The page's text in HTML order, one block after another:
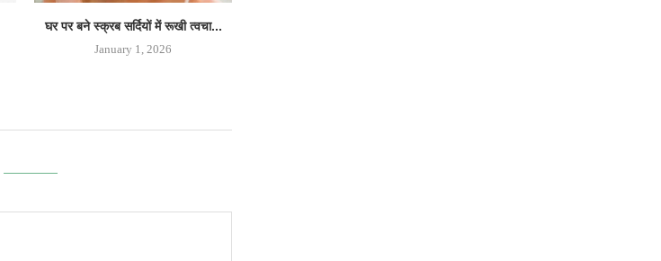
घर पर बने स्क्रब सर्दियों में रूखी त्वचा...
January 1, 2026